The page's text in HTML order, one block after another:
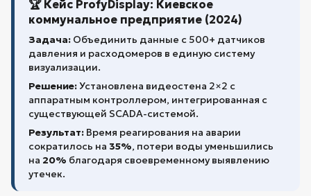
🏆 Кейс ProfyDisplay: Киевское
коммунальное предприятие (2024)
Задача: Объединить данные с 500+ датчиков
давления и расходомеров в единую систему
визуализации.
Решение:Установлена видеостена 2×2 с
аппаратным контроллером, интегрированная с
существующей SCADA-системой.
Результат: Время реагирования на аварии
сократилось на 35%, потери воды уменьшились
на 20% благодаря своевременному выявлению
утечек.